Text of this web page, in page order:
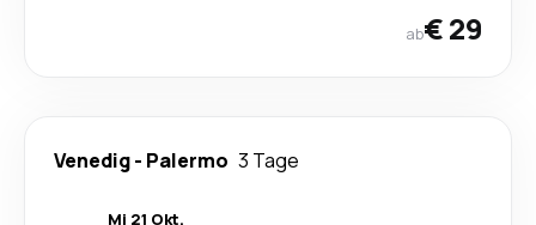
ab€ 29
Venedig- Palermo 3 Tage
Mi 21 Okt.